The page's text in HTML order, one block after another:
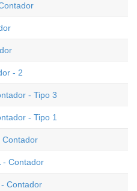
- 2
- Tipo 3
- Tipo 1
Contador
- Contador
Contador